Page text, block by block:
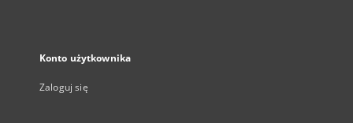
Konto użytkownika
Zaloguj się